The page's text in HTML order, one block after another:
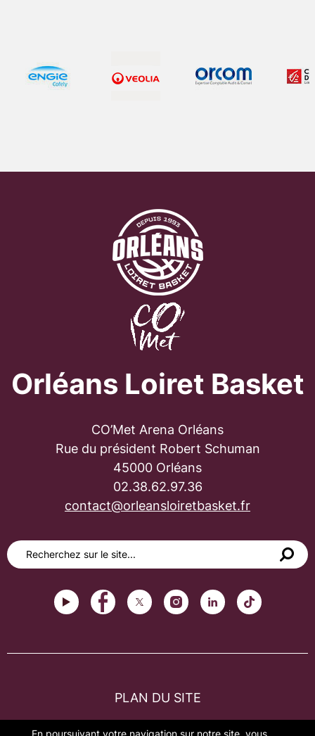
En poursuivant votre navigation sur notre site, vous
Orléans Loiret Basket
CO’Met Arena Orléans
Rue du président Robert Schuman
45000 Orléans
02.38.62.97.36
contact@orleansloiretbasket.fr
PLAN DU SITE